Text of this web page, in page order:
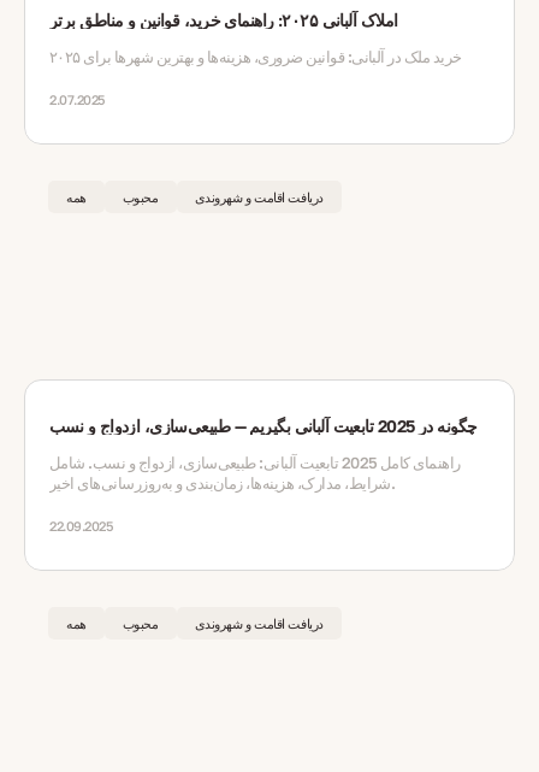
املاک آلبانی ۲۰۲۵: راهنمای خرید، قوانین و مناطق برتر
خرید ملک در آلبانی: قوانین ضروری، هزینه‌ها و بهترین شهرها برای ۲۰۲۵
2.07.2025
همه محبوب دریافت اقامت و شهروندی
چگونه در 2025 تابعیت آلبانی بگیریم — طبیعی‌سازی، ازدواج و نسب
راهنمای کامل 2025 تابعیت آلبانی: طبیعی‌سازی، ازدواج و نسب. شامل
شرایط، مدارک، هزینه‌ها، زمان‌بندی و به‌روزرسانی‌های اخیر.
22.09.2025
همه محبوب دریافت اقامت و شهروندی